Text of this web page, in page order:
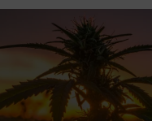
równowagi
organizmu